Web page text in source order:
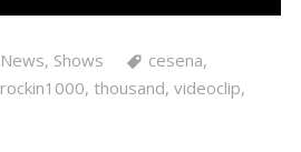
News, Shows cesena,
rockin1000, thousand, videoclip,